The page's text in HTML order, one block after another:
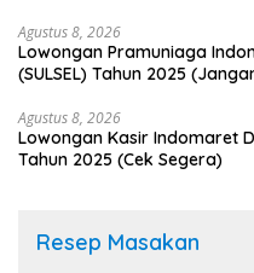
Agustus 8, 2026
Lowongan Pramuniaga
(SULSEL) Tahun 2025
Agustus 8, 2026
Lowongan Kasir Indomaret
Tahun 2025 (Cek Segera)
Resep Masakan